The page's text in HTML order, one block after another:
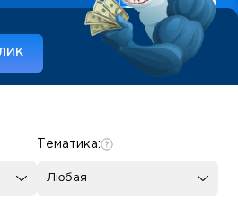
Тематика:
Любая